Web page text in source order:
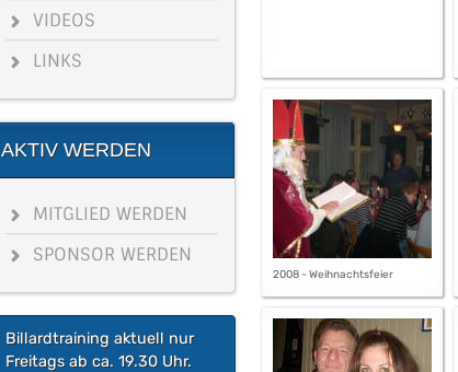
VIDEOS
LINKS
AKTIV WERDEN
MITGLIED WERDEN
SPONSOR WERDEN
Billardtraining aktuell nur
Freitags ab ca. 19.30 Uhr.
2008 - Weihnachtsfeier